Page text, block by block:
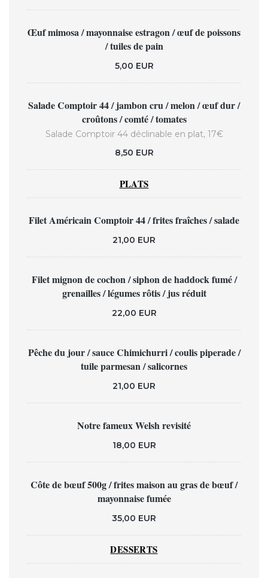
Œuf mimosa / mayonnaise estragon / œuf de poissons
/ tuiles de pain
5,00 EUR
Salade Comptoir 44 / jambon cru / melon / œuf dur /
croûtons / comté / tomates
Salade Comptoir 44 déclinable en plat, 17€
8,50 EUR
PLATS
Filet Américain Comptoir 44 / frites fraîches / salade
21,00 EUR
Filet mignon de cochon / siphon de haddock fumé /
grenailles / légumes rôtis / jus réduit
22,00 EUR
Pêche du jour / sauce Chimichurri / coulis piperade /
tuile parmesan / salicornes
21,00 EUR
Notre fameux Welsh revisité
18,00 EUR
Côte de bœuf 500g / frites maison au gras de bœuf /
mayonnaise fumée
35,00 EUR
DESSERTS